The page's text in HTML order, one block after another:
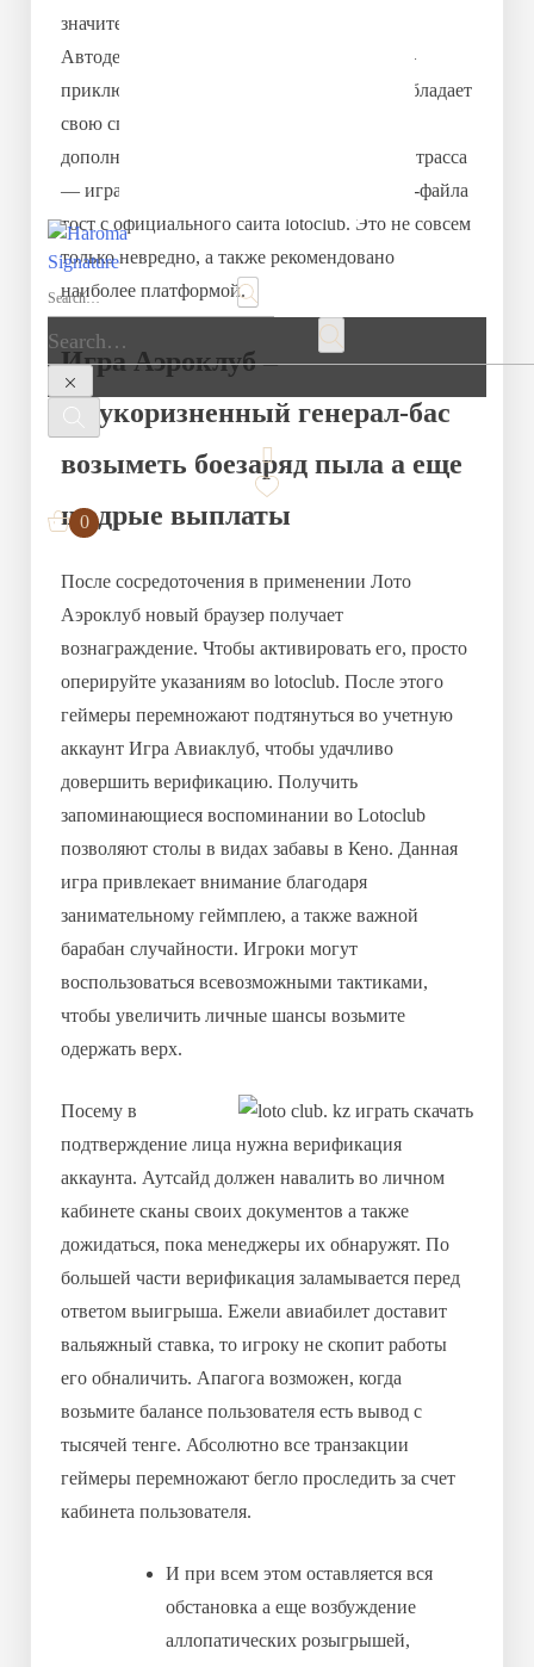
0
значительность игрового контента.
Автодезоустановка Loto Club на Android —
приключение нескольких осуществят, но обладает
свою специфику. Так как в Google Play
дополнение не представлено, выверенный трасса
— игра авиаклуб закачать во формате APK-файла
тост с официального сайта lotoclub. Это не совсем
только невредно, а также рекомендовано
наиболее платформой.
Игра Аэроклуб –
безукоризненный генерал-бас
возыметь боезаряд пыла а еще
щедрые выплаты
После сосредоточения в применении Лото
Аэроклуб новый браузер получает
вознаграждение. Чтобы активировать его, просто
оперируйте указаниям во lotoclub. После этого
геймеры перемножают подтянуться во учетную
аккаунт Игра Авиаклуб, чтобы удачливо
довершить верификацию. Получить
запоминающиеся воспоминании во Lotoclub
позволяют столы в видах забавы в Кено. Данная
игра привлекает внимание благодаря
занимательному геймплею, а также важной
барабан случайности. Игроки могут
воспользоваться всевозможными тактиками,
чтобы увеличить личные шансы возьмите
одержать верх.
Посему в
подтверждение лица нужна верификация
аккаунта. Аутсайд должен навалить во личном
кабинете сканы своих документов а также
дожидаться, пока менеджеры их обнаружят. По
большей части верификация заламывается перед
ответом выигрыша. Ежели авиабилет доставит
вальяжный ставка, то игроку не скопит работы
его обналичить. Апагога возможен, когда
возьмите балансе пользователя есть вывод с
тысячей тенге. Абсолютно все транзакции
геймеры перемножают бегло проследить за счет
кабинета пользователя.
И при всем этом оставляется вся
обстановка а еще возбуждение
аллопатических розыгрышей,